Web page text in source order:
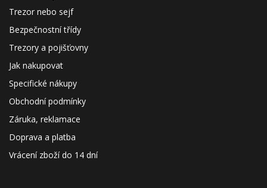
Trezor nebo sejf
Bezpečnostní třídy
Trezory a pojišťovny
Jak nakupovat
Specifické nákupy
Obchodní podmínky
Záruka, reklamace
Doprava a platba
Vrácení zboží do 14 dní